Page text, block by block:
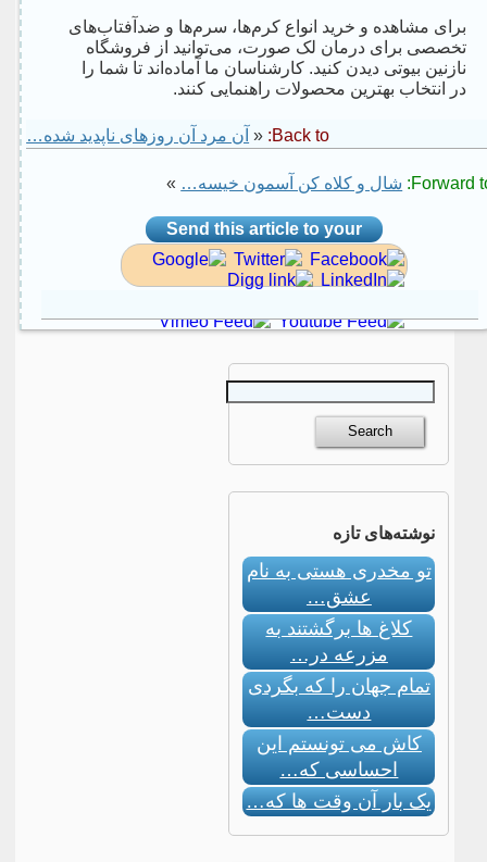
برای مشاهده و خرید انواع کرم‌ها، سرم‌ها و ضدآفتاب‌های
تخصصی برای درمان لک صورت، می‌توانید از فروشگاه
نازنین بیوتی دیدن کنید. کارشناسان ما آماده‌اند تا شما را
در انتخاب بهترین محصولات راهنمایی کنند.
Back to:
« آن مرد آن روزهای ناپدید شده…
Forward شال و کلاه کن آسمون خیسه… »
Send this article to your
social site
نوشته‌های تازه
تو مخدری هستی به نام
عشق…
کلاغ ها برگشتند به
مزرعه در…
تمام جهان را که بگردی
دست…
کاش می تونستم این
احساسی که…
یک بار آن وقت ها که…